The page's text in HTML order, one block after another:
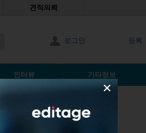
견적의뢰
로그인 등록
인터뷰 기타정보
×